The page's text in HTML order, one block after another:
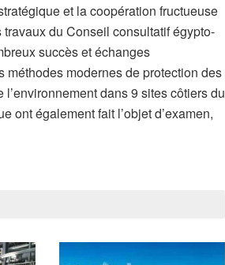
et la coopération fructueuse
du Conseil consultatif égypto-
succès et échanges
méthodes modernes de protection des
dans 9 sites côtiers du
ont également fait l’objet d’examen,